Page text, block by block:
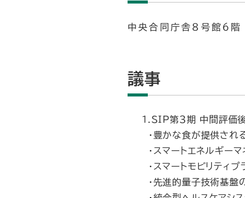
中央合同庁舎８号館６階
議事
１.SIP第３期 中間評価後
・豊かな食が提供され
・スマートエネルギー
・スマートモビリティプ
・先進的量子技術基盤